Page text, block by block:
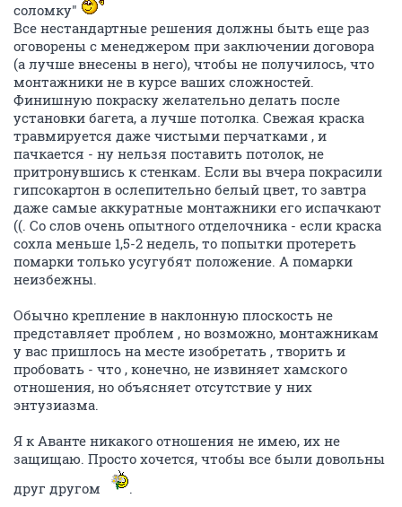
соломку"
Все нестандартные решения должны быть еще раз
оговорены с менеджером при заключении договора
(а лучше внесены в него), чтобы не получилось, что
монтажники не в курсе ваших сложностей.
Финишную покраску желательно делать после
установки багета, а лучше потолка. Свежая краска
травмируется даже чистыми перчатками , и
пачкается - ну нельзя поставить потолок, не
притронувшись к стенкам. Если вы вчера покрасили
гипсокартон в ослепительно белый цвет, то завтра
даже самые аккуратные монтажники его испачкают
((. Со слов очень опытного отделочника - если краска
сохла меньше 1,5-2 недель, то попытки протереть
помарки только усугубят положение. А помарки
неизбежны.
Обычно крепление в наклонную плоскость не
представляет проблем , но возможно, монтажникам
у вас пришлось на месте изобретать , творить и
пробовать - что , конечно, не извиняет хамского
отношения, но объясняет отсутствие у них
энтузиазма.
Я к Аванте никакого отношения не имею, их не
защищаю. Просто хочется, чтобы все были довольны
друг другом
.